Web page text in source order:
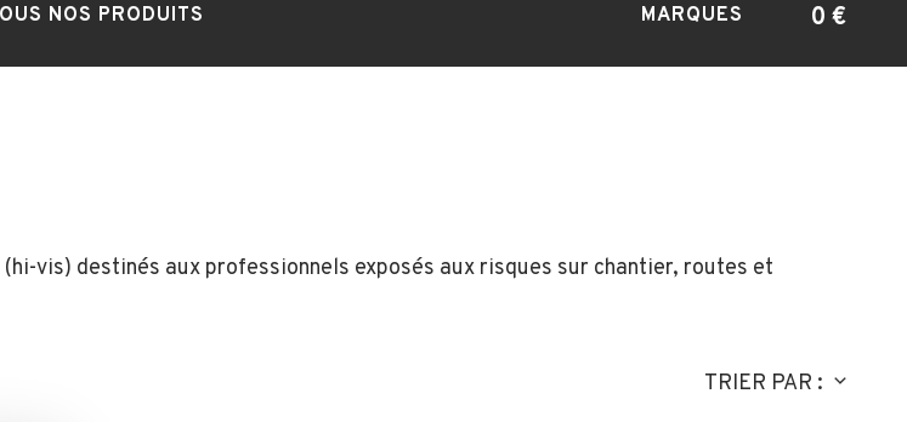
NOS PRODUITS MARQUES 0 €
vis) destinés aux professionnels exposés aux risques sur chantier, routes et
TRIER PAR :